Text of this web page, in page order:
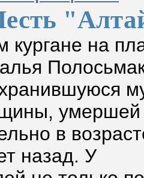
на
умершей
в
назад. У